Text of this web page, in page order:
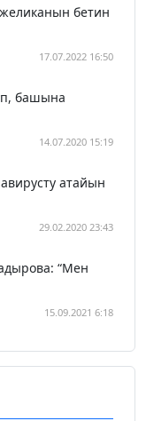
бетин
17.07.2022 16:50
башына
14.07.2020 15:19
атайын
29.02.2020 23:43
“Мен
15.09.2021 6:18